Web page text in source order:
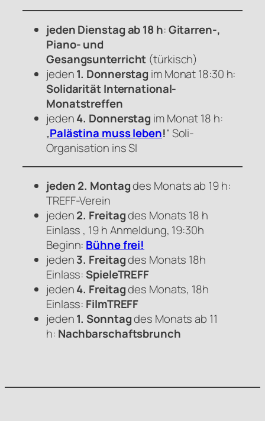
jeden Dienstag ab 18 h:Gitarren-,
Piano- und
Gesangsunterricht (türkisch)
jeden1. Donnerstag im Monat 18:30 h:
Solidarität International-
Monatstreffen
jeden4. Donnerstag im Monat 18 h:
„Palästina muss leben!“ Soli-
Organisation ins SI
jeden 2. Montagdes Monats ab 19 h:
TREFF-Verein
jeden2. Freitagdes Monats 18 h
Einlass , 19 h Anmeldung, 19:30h
Beginn: Bühne frei!
jeden3. Freitagdes Monats 18h
Einlass:SpieleTREFF
jeden4. Freitagdes Monats, 18h
Einlass: FilmTREFF
jeden1. Sonntagdes Monats ab 11
h: Nachbarschaftsbrunch